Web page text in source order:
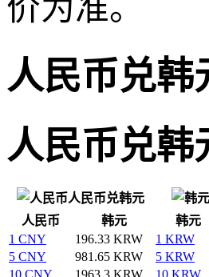
价为准。
人民币兑韩
人民币兑韩
人民币兑韩元
人民币
韩元 韩元
1 CNY
196.33 KRW 1 KRW
5 CNY
981.65 KRW 5 KRW
10 CNY
1963.3 KRW 10 KRW